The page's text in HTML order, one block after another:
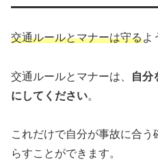
交通ルールとマナーは守るよ
交通ルールとマナーは、
自分
にしてください。
これだけで自分が事故に合
らすことができます。